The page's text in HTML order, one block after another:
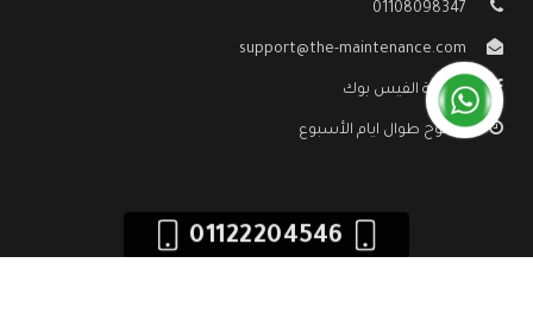
01108098347
support@the-maintenance.com
صفحة الفيس بوك
مفتوح طوال ايام الأسبوع
01122204546